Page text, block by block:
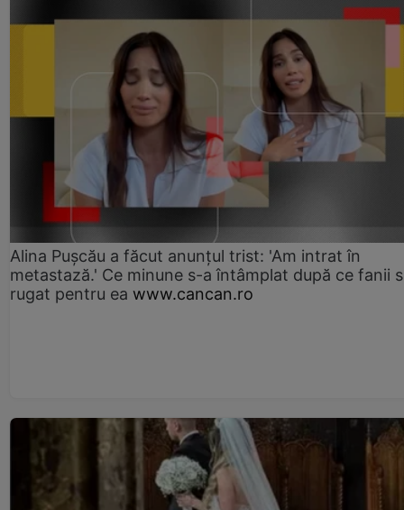
Alina Pușcău a făcut anunțul trist: 'Am intrat în
metastază.' Ce minune s-a întâmplat după ce fanii
rugat pentru ea www.cancan.ro